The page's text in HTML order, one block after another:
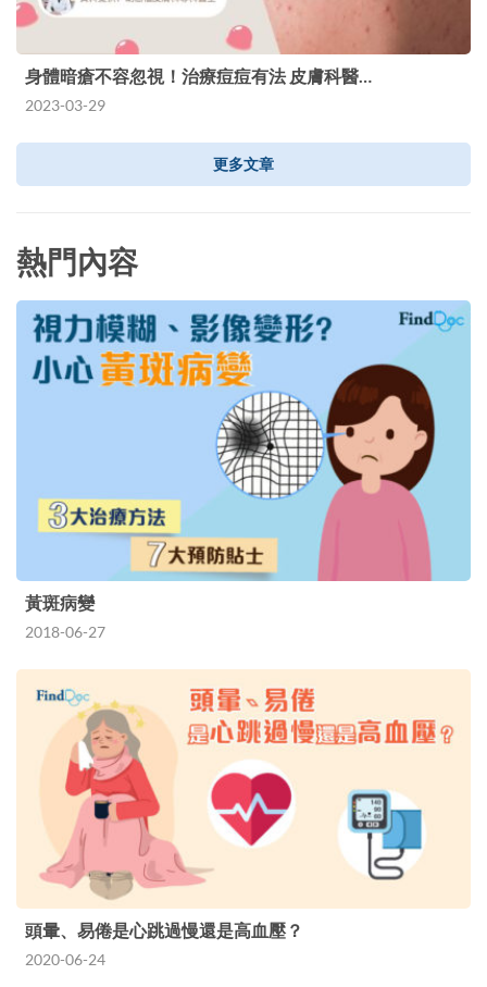
身體暗瘡不容忽視！治療痘痘有法 皮膚科醫…
2023-03-29
更多文章
熱門內容
黃斑病變
2018-06-27
頭暈、易倦是心跳過慢還是高血壓？
2020-06-24